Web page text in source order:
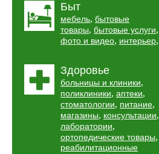
Быт
мебель, бытовые
товары, бытовые услуги,
фото и видео, интерьер,
Здоровье
больницы и клиники,
поликлиники, аптеки,
стоматологии, питание,
магазины, консультации,
лаборатории,
ортопедические товары,
реабилитационные